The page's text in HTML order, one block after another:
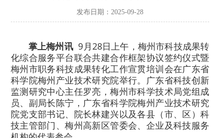
发布日期：2025-09-28
掌上梅州讯 9月28日上午，梅州市科技成果转
化综合服务平台联合共建合作框架协议签约仪式暨
梅州市职务科技成果转化⼯作宣贯培训会在⼴东省
科学院梅州产业技术研究院举行。广东省科技创新
监测研究中心主任罗亮，梅州市科学技术局党组成
员、副局长陈宁，广东省科学院梅州产业技术研究
院党支部书记、院长林建兴以及各县（市、区）科
技主管部门、梅州高新区管委会、企业及科技服务